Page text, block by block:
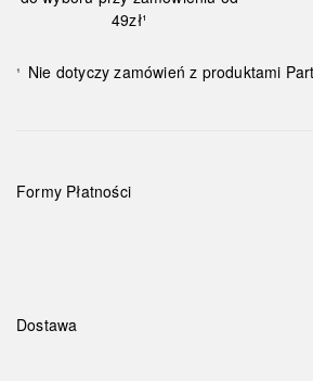
49zł¹
¹ Nie dotyczy zamówień z produktami
Formy Płatności
Dostawa